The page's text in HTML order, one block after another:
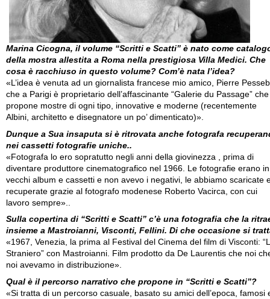
Marina Cicogna, il volume “Scritti e Scatti” è nato come
della mostra allestita a Roma nella prestigiosa Villa Medici. Che
cosa è racchiuso in questo volume? Com’è nata l’idea?
«L’idea è venuta ad un giornalista francese mio amico, Pierre
che a Parigi è proprietario dell’affascinante “Galerie du Passage” che
propone mostre di ogni tipo, innovative e moderne (recentemente
Albini, architetto e disegnatore un po’ dimenticato)».
Dunque a Sua insaputa si è ritrovata anche fotografa
nei cassetti fotografie uniche..
«Fotografa lo ero sopratutto negli anni della giovinezza , prima di
diventare produttore cinematografico nel 1966. Le fotografie erano in
vecchi album e cassetti e non avevo i negativi, le abbiamo scaricate
recuperate grazie al fotografo modenese Roberto Vacirca, con cui
lavoro sempre»..
Sulla copertina di “Scritti e Scatti” c’è una fotografia che la
insieme a Mastroianni, Visconti, Fellini. Di che occasione si
«1967, Venezia, la prima al Festival del Cinema del film di Visconti:
Straniero” con Mastroianni. Film prodotto da De Laurentis che noi
noi avevamo in distribuzione».
Qual è il percorso narrativo che propone in “Scritti e Scatti”?
«Si tratta di un percorso casuale, basato su amici dell’epoca, famosi